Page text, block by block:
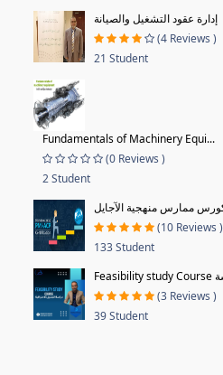
إدارة عقود التشغيل والصيانة
(4 Reviews )
21 Student
Fundamentals of Machinery Equi...
(0 Reviews )
2 Student
(10 Reviews )
133 Student
(3 Reviews )
39 Student